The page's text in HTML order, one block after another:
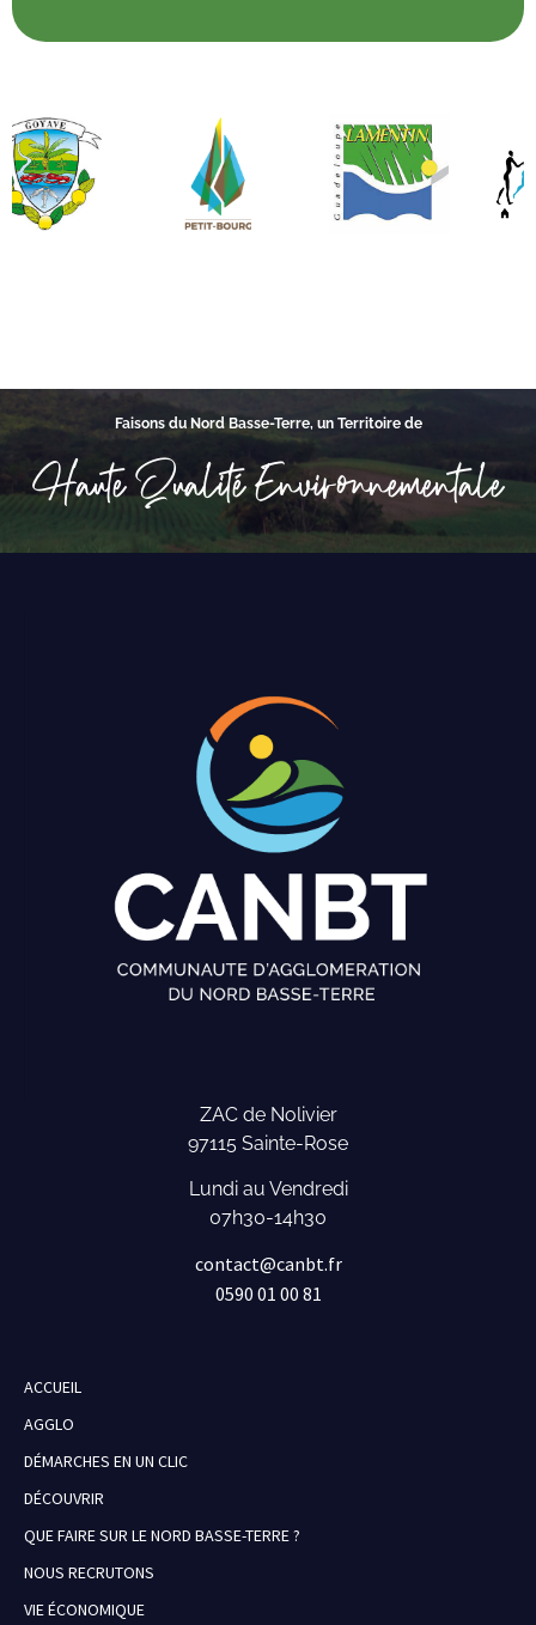
Faisons du Nord Basse-Terre, un Territoire de
Haute Qualité Environnementale
ZAC de Nolivier
97115 Sainte-Rose
Lundi au Vendredi
07h30-14h30
contact@canbt.fr
0590 01 00 81
ACCUEIL
AGGLO
DÉMARCHES EN UN CLIC
DÉCOUVRIR
QUE FAIRE SUR LE NORD BASSE-TERRE ?
NOUS RECRUTONS
VIE ÉCONOMIQUE